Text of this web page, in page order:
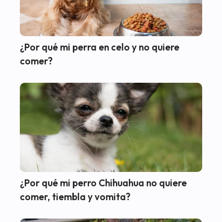
¿Por qué mi perra en celo y no quiere
comer?
¿Por qué mi perro Chihuahua no quiere
comer, tiembla y vomita?